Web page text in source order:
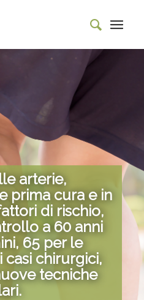
arterie,
prima cura e in
di rischio,
a 60 anni
65 per le
casi chirurgici,
tecniche